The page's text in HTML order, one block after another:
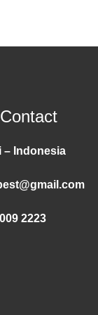
– Indonesia
2223